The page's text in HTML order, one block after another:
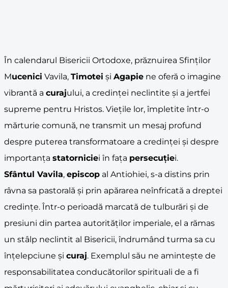
În calendarul Bisericii Ortodoxe, prăznuirea Sfinților
Mucenici Vavila, Timotei și Agapie ne oferă o imagine
vibrantă a curajului, a credinței neclintite și a jertfei
supreme pentru Hristos. Viețile lor, împletite într-o
mărturie comună, ne transmit un mesaj profund
despre puterea transformatoare a credinței și despre
importanța statorniciei în fața persecuției.
Sfântul Vavila, episcop al Antiohiei, s-a distins prin
râvna sa pastorală și prin apărarea neînfricată a dreptei
credințe. Într-o perioadă marcată de tulburări și de
presiuni din partea autorităților imperiale, el a rămas
un stâlp neclintit al Bisericii, îndrumând turma sa cu
înțelepciune și curaj. Exemplul său ne amintește de
responsabilitatea conducătorilor spirituali de a fi